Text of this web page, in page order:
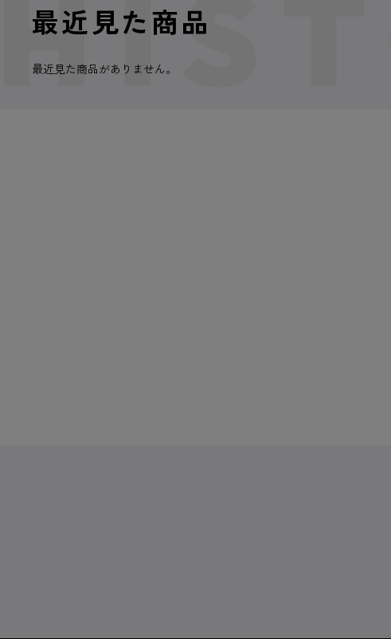
最近見た商品
最近見た商品がありません。